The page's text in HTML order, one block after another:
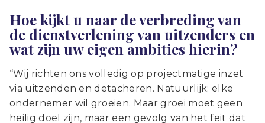
Hoe kijkt u naar de verbreding van
de dienstverlening van uitzenders en
wat zijn uw eigen ambities hierin?
“Wij richten ons volledig op projectmatige inzet
via uitzenden en detacheren. Natuurlijk; elke
ondernemer wil groeien. Maar groei moet geen
heilig doel zijn, maar een gevolg van het feit dat